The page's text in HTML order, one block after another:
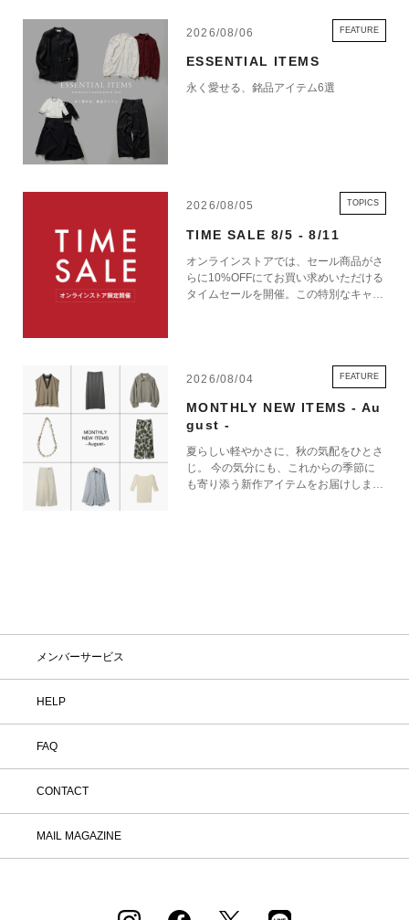
2026/08/06 FEATURE
ESSENTIAL ITEMS
永く愛せる、銘品アイテム6選
2026/08/05 TOPICS
TIME SALE 8/5 - 8/11
オンラインストアでは、セール商品がさ
らに10%OFFにてお買い求めいただける
タイムセールを開催。この特別なキャン
2026/08/04 FEATURE
MONTHLY NEW ITEMS - Au
gust -
夏らしい軽やかさに、秋の気配をひとさ
じ。 今の気分にも、これからの季節に
も寄り添う新作アイテムをお届けしま
メンバーサービス
HELP
FAQ
CONTACT
MAIL MAGAZINE